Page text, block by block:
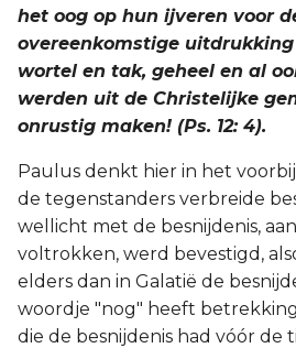
het oog op hun ijveren voor
overeenkomstige
wortel en tak, geheel en al
werden uit de Christelijke
onrustig maken! (Ps. 12: 4).
Paulus denkt hier in het
de tegenstanders verbreide
wellicht met de besnijdenis,
voltrokken, werd bevestigd,
elders dan in Galatië de
woordje "nog" heeft
die de besnijdenis had vóór de